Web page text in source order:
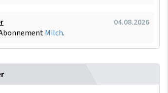
04.08.2026
Milch.